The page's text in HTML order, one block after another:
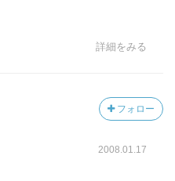
詳細をみる
フォロー
2008.01.17